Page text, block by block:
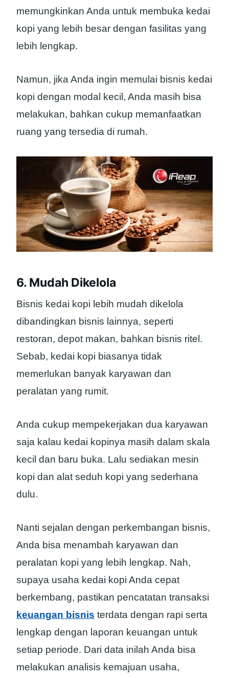
memungkinkan Anda untuk membuka kedai
kopi yang lebih besar dengan fasilitas yang
lebih lengkap.
Namun, jika Anda ingin memulai bisnis kedai
kopi dengan modal kecil, Anda masih bisa
melakukan, bahkan cukup memanfaatkan
ruang yang tersedia di rumah.
6. Mudah Dikelola
Bisnis kedai kopi lebih mudah dikelola
dibandingkan bisnis lainnya, seperti
restoran, depot makan, bahkan bisnis ritel.
Sebab, kedai kopi biasanya tidak
memerlukan banyak karyawan dan
peralatan yang rumit.
Anda cukup mempekerjakan dua karyawan
saja kalau kedai kopinya masih dalam skala
kecil dan baru buka. Lalu sediakan mesin
kopi dan alat seduh kopi yang sederhana
dulu.
Nanti sejalan dengan perkembangan bisnis,
Anda bisa menambah karyawan dan
peralatan kopi yang lebih lengkap. Nah,
supaya usaha kedai kopi Anda cepat
berkembang, pastikan pencatatan transaksi
keuangan bisnis terdata dengan rapi serta
lengkap dengan laporan keuangan untuk
setiap periode. Dari data inilah Anda bisa
melakukan analisis kemajuan usaha,